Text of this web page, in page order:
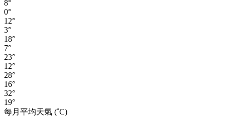
8°
0°
12°
3°
18°
7°
23°
12°
28°
16°
32°
19°
每月平均天氣 (˚C)